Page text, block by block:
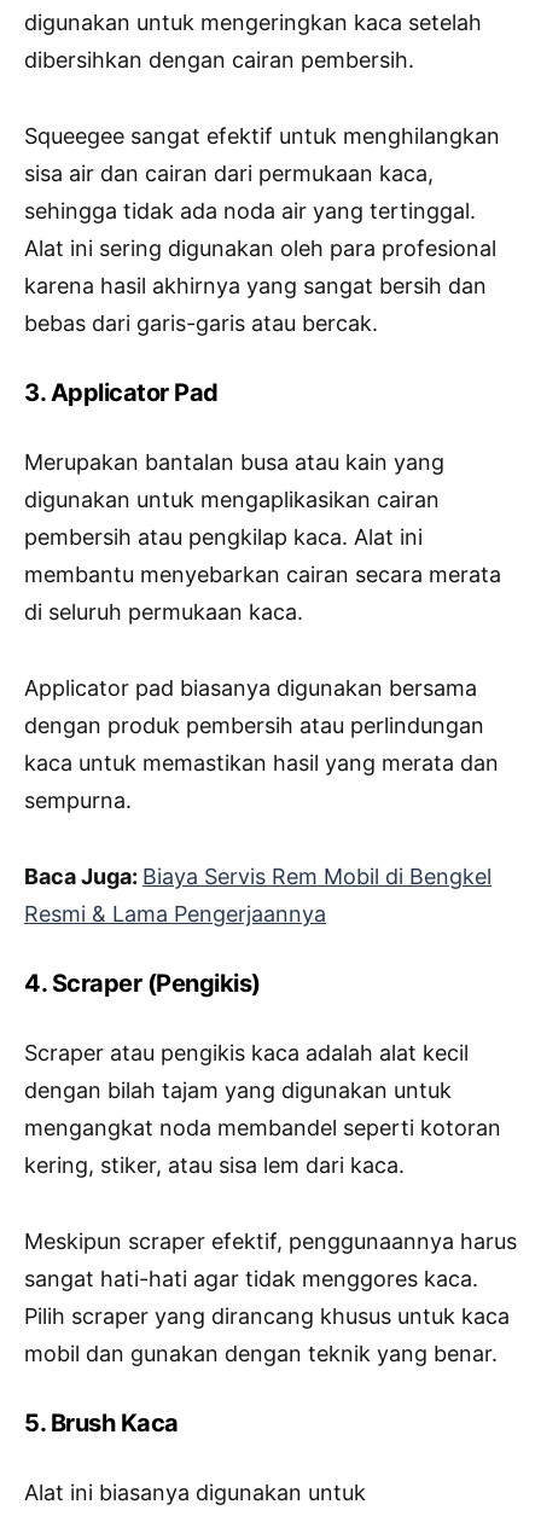
digunakan untuk mengeringkan kaca setelah
dibersihkan dengan cairan pembersih.
Squeegee sangat efektif untuk menghilangkan
sisa air dan cairan dari permukaan kaca,
sehingga tidak ada noda air yang tertinggal.
Alat ini sering digunakan oleh para profesional
karena hasil akhirnya yang sangat bersih dan
bebas dari garis-garis atau bercak.
3. Applicator Pad
Merupakan bantalan busa atau kain yang
digunakan untuk mengaplikasikan cairan
pembersih atau pengkilap kaca. Alat ini
membantu menyebarkan cairan secara merata
di seluruh permukaan kaca.
Applicator pad biasanya digunakan bersama
dengan produk pembersih atau perlindungan
kaca untuk memastikan hasil yang merata dan
sempurna.
Baca Juga: Biaya Servis Rem Mobil di Bengkel
Resmi & Lama Pengerjaannya
4. Scraper (Pengikis)
Scraper atau pengikis kaca adalah alat kecil
dengan bilah tajam yang digunakan untuk
mengangkat noda membandel seperti kotoran
kering, stiker, atau sisa lem dari kaca.
Meskipun scraper efektif, penggunaannya harus
sangat hati-hati agar tidak menggores kaca.
Pilih scraper yang dirancang khusus untuk kaca
mobil dan gunakan dengan teknik yang benar.
5. Brush Kaca
Alat ini biasanya digunakan untuk